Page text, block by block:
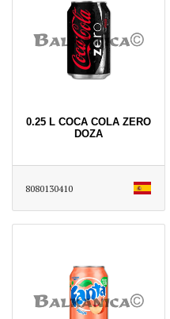
0.25 L COCA COLA ZERO
DOZA
8080130410